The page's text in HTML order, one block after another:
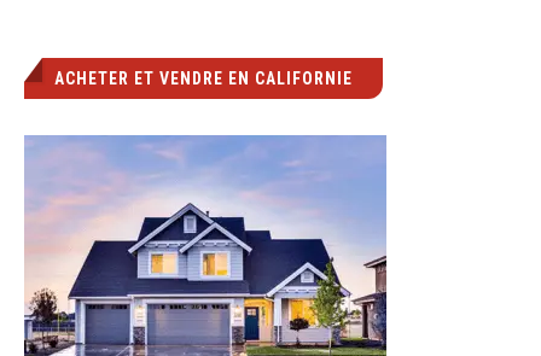
ACHETER ET VENDRE EN CALIFORNIE